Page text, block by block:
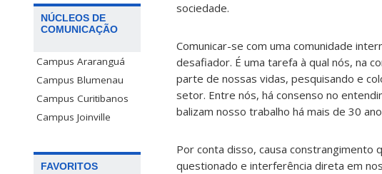
NÚCLEOS DE
COMUNICAÇÃO
Campus Araranguá
Campus Blumenau
Campus Curitibanos
Campus Joinville
FAVORITOS
sociedade.
Comunicar-se com uma comunidade
desafiador. É uma tarefa à qual nós, na
parte de nossas vidas, pesquisando e
setor. Entre nós, há consenso no
balizam nosso trabalho há mais de 30
Por conta disso, causa constrangimento
questionado e interferência direta em